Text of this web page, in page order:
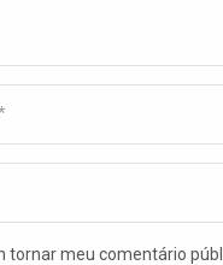
tornar meu comentário